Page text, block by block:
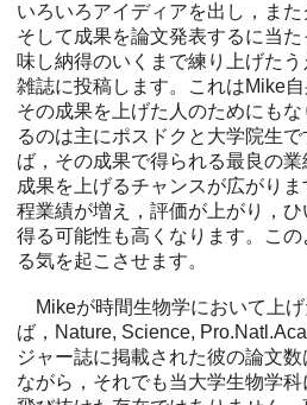
いろいろアイディアを出し，また
そして成果を論文発表するに当
味し納得のいくまで練り上げた
雑誌に投稿します。これはMike
その成果を上げた人のためにも
るのは主にポスドクと大学院生
ば，その成果で得られる最良の
成果を上げるチャンスが広がり
程業績が増え，評価が上がり，
得る可能性も高くなります。こ
る気を起こさせます。
Mikeが時間生物学において上げ
ば，Nature, Science,
ジャー誌に掲載された彼の論文
ながら，それでも当大学生物学